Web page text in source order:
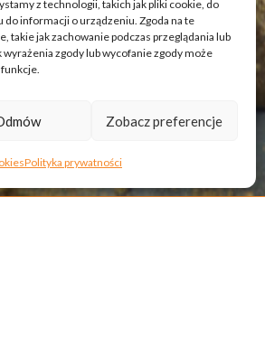
z technologii, takich jak pliki cookie, do
informacji o urządzeniu. Zgoda na te
takie jak zachowanie podczas przeglądania lub
zgody lub wycofanie zgody może
Zobacz preferencje
Polityka prywatności